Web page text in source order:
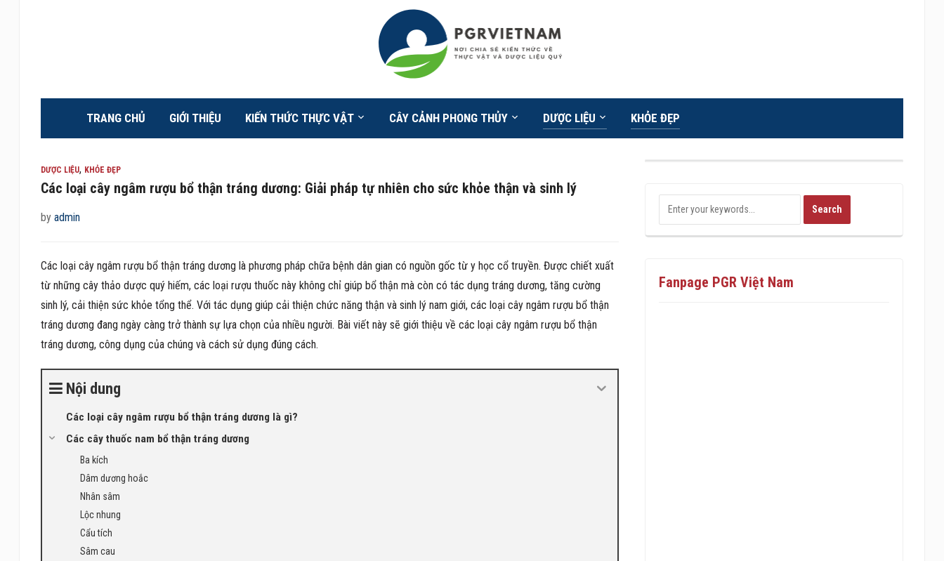
TRANG CHỦ GIỚI THIỆU KIẾN THỨC THỰC VẬT CÂY CẢNH PHONG THỦY DƯỢC LIỆU KHỎE ĐẸP
DƯỢC LIỆU, KHỎE ĐẸP
Các loại cây ngâm rượu bổ thận tráng dương: Giải pháp tự nhiên cho sức khỏe thận và sinh lý
by admin
Các loại cây ngâm rượu bổ thận tráng dương là phương pháp chữa bệnh dân gian có nguồn gốc từ y học cổ truyền. Được chiết xuất
từ những cây thảo dược quý hiếm, các loại rượu thuốc này không chỉ giúp bổ thận mà còn có tác dụng tráng dương, tăng cường
sinh lý, cải thiện sức khỏe tổng thể. Với tác dụng giúp cải thiện chức năng thận và sinh lý nam giới, các loại cây ngâm rượu bổ thận
tráng dương đang ngày càng trở thành sự lựa chọn của nhiều người. Bài viết này sẽ giới thiệu về các loại cây ngâm rượu bổ thận
tráng dương, công dụng của chúng và cách sử dụng đúng cách.
Nội dung
Các loại cây ngâm rượu bổ thận tráng dương là gì?
Các cây thuốc nam bổ thận tráng dương
Ba kích
Dâm dương hoắc
Nhân sâm
Lộc nhung
Cẩu tích
Sâm cau
Fanpage PGR Việt Nam